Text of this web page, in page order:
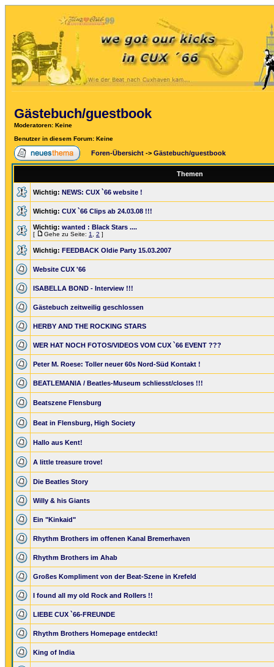
Gästebuch/guestbook
Moderatoren: Keine
Benutzer in diesem Forum: Keine
Foren-Übersicht -> Gästebuch/guestbook
Themen
Wichtig: NEWS: CUX `66 website !
Wichtig: CUX `66 Clips ab 24.03.08 !!!
Wichtig: wanted : Black Stars ....
[ Gehe zu Seite: 1 2 ]
Wichtig: FEEDBACK Oldie Party 15.03.2007
Website CUX '66
ISABELLA BOND - Interview !!!
Gästebuch zeitweilig geschlossen
HERBY AND THE ROCKING STARS
WER HAT NOCH FOTOS/VIDEOS VOM CUX `66 EVENT ???
Peter M. Roese: Toller neuer 60s Nord-Süd Kontakt !
BEATLEMANIA / Beatles-Museum schliesst/closes !!!
Beatszene Flensburg
Beat in Flensburg, High Society
Hallo aus Kent!
A little treasure trove!
Die Beatles Story
Willy & his Giants
Ein "Kinkaid"
Rhythm Brothers im offenen Kanal Bremerhaven
Rhythm Brothers im Ahab
Großes Kompliment von der Beat-Szene in Krefeld
I found all my old Rock and Rollers !!
LIEBE CUX `66-FREUNDE
Rhythm Brothers Homepage entdeckt!
King of India